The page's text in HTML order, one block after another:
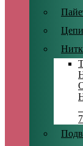
Цепи